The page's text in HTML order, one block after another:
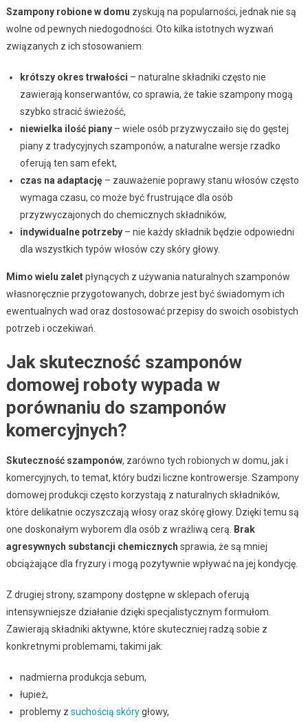
Szampony robione w domu zyskują na popularności, jednak nie są
wolne od pewnych niedogodności. Oto kilka istotnych wyzwań
związanych z ich stosowaniem:
krótszy okres trwałości – naturalne składniki często nie
zawierają konserwantów, co sprawia, że takie szampony mogą
szybko stracić świeżość,
niewielka ilość piany– wiele osób przyzwyczaiło się do gęstej
piany z tradycyjnych szamponów, a naturalne wersje rzadko
oferują ten sam efekt,
czas na adaptację– zauważenie poprawy stanu włosów często
wymaga czasu, co może być frustrujące dla osób
przyzwyczajonych do chemicznych składników,
indywidualne potrzeby– nie każdy składnik będzie odpowiedni
dla wszystkich typów włosów czy skóry głowy.
Mimo wielu zaletpłynących z używania naturalnych szamponów
własnoręcznie przygotowanych, dobrze jest być świadomym ich
ewentualnych wad oraz dostosować przepisy do swoich osobistych
potrzeb i oczekiwań.
Jak skuteczność szamponów
domowej roboty wypada w
porównaniu do szamponów
komercyjnych?
Skuteczność szamponów, zarówno tych robionych w domu, jak i
komercyjnych, to temat, który budzi liczne kontrowersje. Szampony
domowej produkcji często korzystają z naturalnych składników,
które delikatnie oczyszczają włosy oraz skórę głowy. Dzięki temu są
one doskonałym wyborem dla osób z wrażliwą cerą.
Brak
agresywnych substancji chemicznych sprawia, że są mniej
obciążające dla fryzury i mogą pozytywnie wpływać na jej kondycję.
Z drugiej strony, szampony dostępne w sklepach oferują
intensywniejsze działanie dzięki specjalistycznym formułom.
Zawierają składniki aktywne, które skuteczniej radzą sobie z
konkretnymi problemami, takimi jak:
nadmierna produkcja sebum,
łupież,
problemy z suchością skórygłowy,